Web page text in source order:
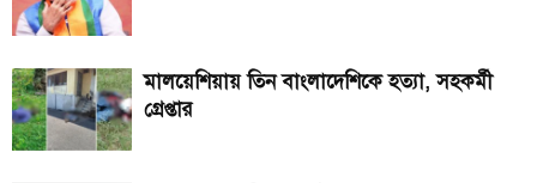
মালয়েশিয়ায় তিন বাংলাদেশিকে হত্যা, সহকর্মী
গ্রেপ্তার